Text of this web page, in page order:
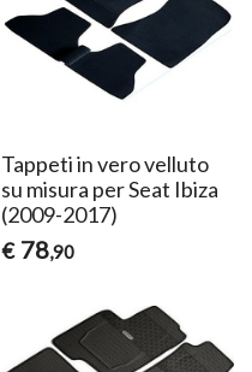
Tappeti in vero velluto
su misura per Seat Ibiza
(2009-2017)
€ 78,90